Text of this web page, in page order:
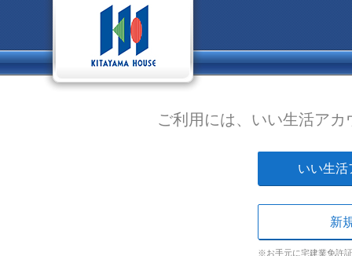
ご利用には、いい生活ア
いい生活
新
※お手元に宅建業免許